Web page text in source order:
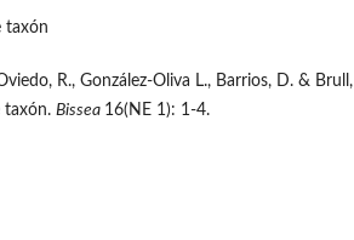
taxón
R., González-Oliva L., Barrios, D. &
taxón. Bissea 16(NE 1): 1-4.